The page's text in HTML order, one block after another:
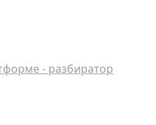
- разбиратор